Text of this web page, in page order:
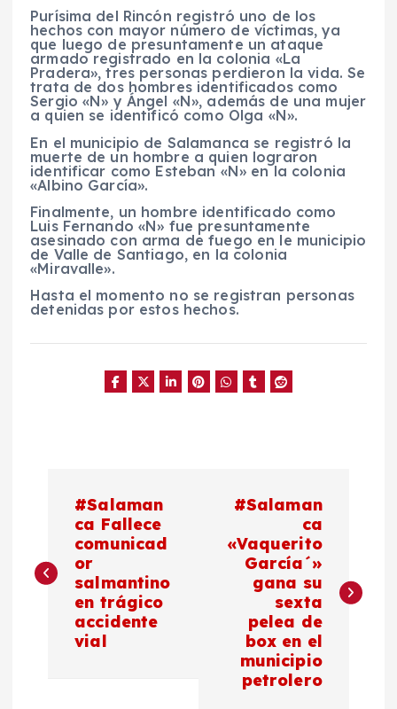
Purísima del Rincón registró uno de los
hechos con mayor número de víctimas, ya
que luego de presuntamente un ataque
armado registrado en la colonia «La
Pradera», tres personas perdieron la vida. Se
trata de dos hombres identificados como
Sergio «N» y Ángel «N», además de una mujer
a quien se identificó como Olga «N».
En el municipio de Salamanca se registró la
muerte de un hombre a quien lograron
identificar como Esteban «N» en la colonia
«Albino García».
Finalmente, un hombre identificado como
Luis Fernando «N» fue presuntamente
asesinado con arma de fuego en le municipio
de Valle de Santiago, en la colonia
«Miravalle».
Hasta el momento no se registran personas
detenidas por estos hechos.
v
#Salaman
ca Fallece
comunicad
or
salmantino
en trágico
accidente
vial
#Salaman
ca
«Vaquerito
García´»
gana su
sexta
pelea de
box en el
municipio
petrolero